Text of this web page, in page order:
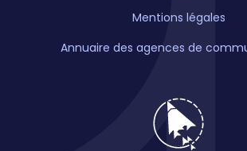
Mentions légales
Annuaire des agences de